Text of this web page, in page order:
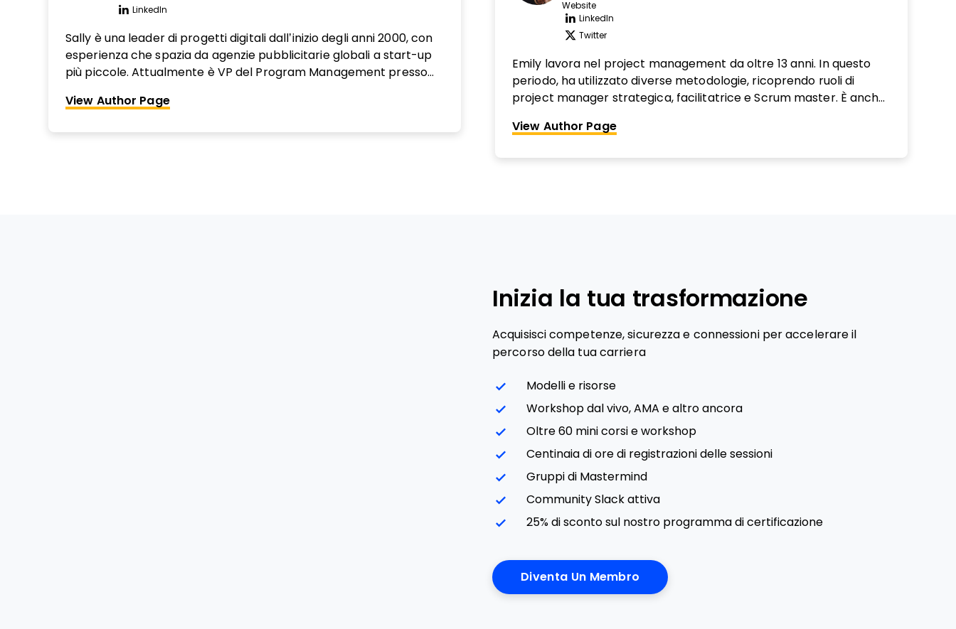
LinkedIn
Opens new window
Sally è una leader di progetti digitali dall’inizio degli anni 2000, con
esperienza che spazia da agenzie pubblicitarie globali a start-up
più piccole. Attualmente è VP del Program Management presso
prenotazione per marchi dell’hotellerie di lusso con sede a Denver,
View Author Page
Website
Opens new window
LinkedIn
Opens new window
Twitter
Opens new window
Emily lavora nel project management da oltre 13 anni. In questo
periodo, ha utilizzato diverse metodologie, ricoprendo ruoli di
project manager strategica, facilitatrice e Scrum master. È anche
crescita della prossima generazione di professionisti dei progetti
View Author Page
Inizia la tua trasformazione
Acquisisci competenze, sicurezza e connessioni per accelerare il
percorso della tua carriera
Modelli e risorse
Workshop dal vivo, AMA e altro ancora
Oltre 60 mini corsi e workshop
Centinaia di ore di registrazioni delle sessioni
Gruppi di Mastermind
Community Slack attiva
25% di sconto sul nostro programma di certificazione
Diventa Un Membro